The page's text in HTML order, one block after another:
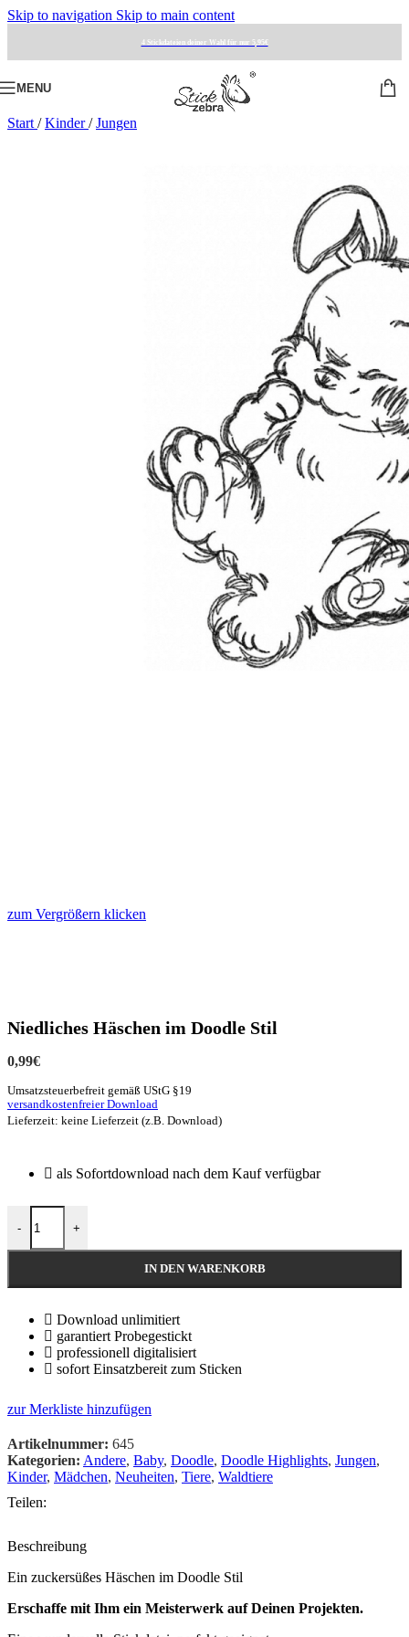
Skip to navigation Skip to main content
4 Stickdateien deiner Wahl für nur 5,95€
MENU
Start / Kinder/ Jungen
zum Vergrößern klicken
Niedliches Häschen im Doodle Stil
0,99€
Umsatzsteuerbefreit gemäß UStG §19
versandkostenfreier Download
Lieferzeit: keine Lieferzeit (z.B. Download)
als Sofortdownload nach dem Kauf verfügbar
- +
IN DEN WARENKORB
Download unlimitiert
garantiert Probegestickt
professionell digitalisiert
sofort Einsatzbereit zum Sticken
zur Merkliste hinzufügen
Artikelnummer: 645
Kategorien: Andere, Baby, Doodle, Doodle Highlights, Jungen,
Kinder, Mädchen, Neuheiten, Tiere, Waldtiere
Teilen:
Beschreibung
Ein zuckersüßes Häschen im Doodle Stil
Erschaffe mit Ihm ein Meisterwerk auf Deinen Projekten.